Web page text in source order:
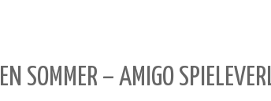
SOMMER – AMIGO